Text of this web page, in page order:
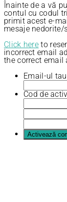
Înainte de a vă
contul cu codul
primit acest e-
mesaje nedorite/
Click here to
incorrect email
the correct email
Email-ul
Cod de